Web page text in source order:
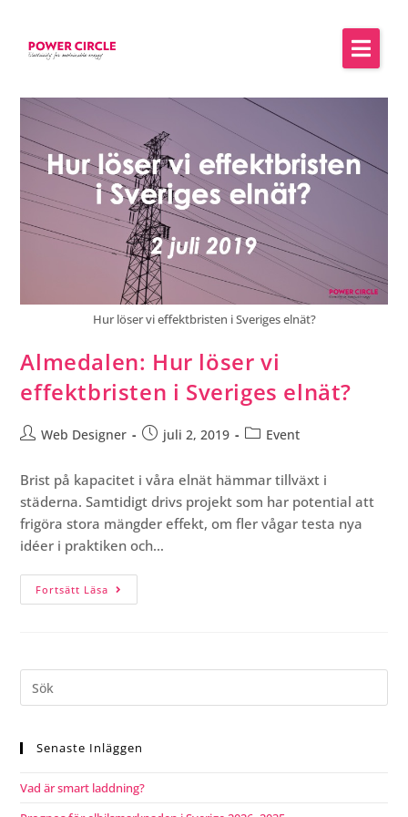
Hur löser vi effektbristen i Sveriges elnät?
Almedalen: Hur löser vi
effektbristen i Sveriges elnät?
Web Designer juli 2, 2019 Event
Brist på kapacitet i våra elnät hämmar tillväxt i
städerna. Samtidigt drivs projekt som har potential att
frigöra stora mängder effekt, om fler vågar testa nya
idéer i praktiken och…
Fortsätt Läsa
Senaste Inläggen
Vad är smart laddning?